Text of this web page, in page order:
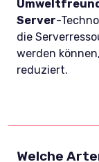
Server-
die
werden
reduziert.
Welche